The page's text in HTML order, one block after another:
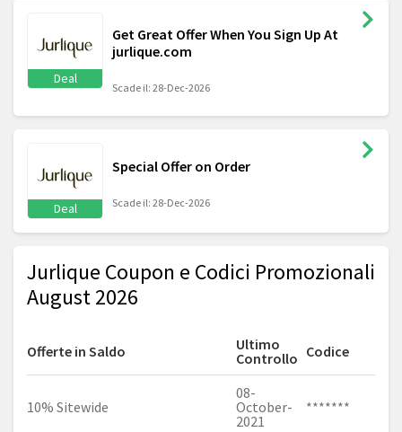
Deal
Get Great Offer When You Sign Up At
jurlique.com
Scade il: 28-Dec-2026
Deal
Special Offer on Order
Scade il: 28-Dec-2026
Jurlique Coupon e Codici Promozionali
August 2026
Offerte in Saldo
Ultimo
Controllo Codice
10% Sitewide
08-
October-
2021
*******